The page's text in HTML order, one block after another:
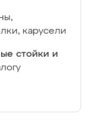
карусели
стойки и